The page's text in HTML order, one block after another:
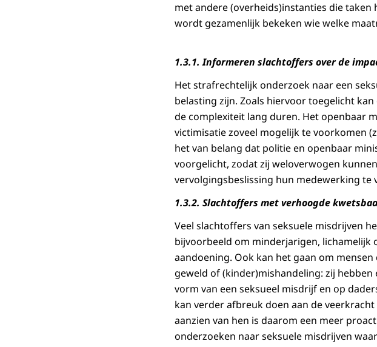
met andere (overheids)instanties die
wordt gezamenlijk bekeken wie welke
1.3.1. Informeren slachtoffers over de
Het strafrechtelijk onderzoek naar een
belasting zijn. Zoals hiervoor toegelicht
de complexiteit lang duren. Het openbaar
victimisatie zoveel mogelijk te voorkomen
het van belang dat politie en openbaar
voorgelicht, zodat zij weloverwogen
vervolgingsbeslissing hun medewerking te
1.3.2. Slachtoffers met verhoogde
Veel slachtoffers van seksuele misdrijven
bijvoorbeeld om minderjarigen, lichamelijk
aandoening. Ook kan het gaan om
geweld of (kinder)mishandeling: zij
vorm van een seksueel misdrijf en op
kan verder afbreuk doen aan de
aanzien van hen is daarom een meer
onderzoeken naar seksuele misdrijven